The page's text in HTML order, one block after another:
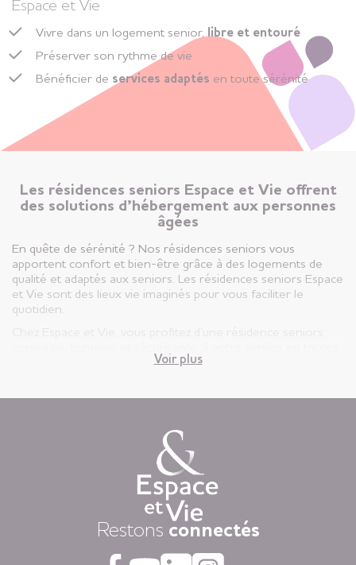
Espace et Vie
Vivre dans un logement senior, libre et entouré
Préserver son rythme de vie
Bénéficier de services adaptés en toute sérénité
Les résidences seniors Espace et Vie offrent
des solutions d’hébergement aux personnes
âgées
En quête de sérénité ? Nos résidences seniors vous
apportent confort et bien-être grâce à des logements de
qualité et adaptés aux seniors. Les résidences seniors Espace
et Vie sont des lieux vie imaginés pour vous faciliter le
quotidien.
vie privatif et vous êtes libre d’y vivre selon votre rythme et
Chaque jour, nous mettons à disposition des animations
variées auxquelles, vous restez libre d’y participer, une
restauration « fait-maison », et une aide à la personne
attentionnée, réalisée par des équipes de professionnels
Dans nos résidences pour personnes âgées vous vivez dans
la tranquillité grâce au dispositif d’appel d’urgence et la
coordination médicale inclues. Faites le choix du confort
Voir plus
Restons connectés